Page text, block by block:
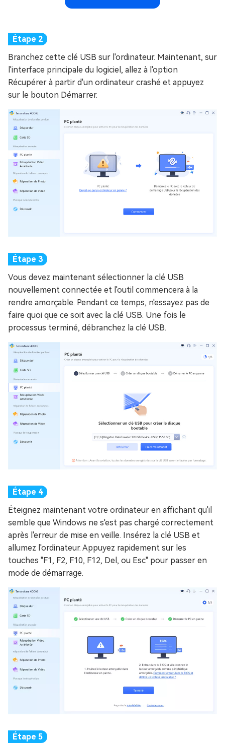
Branchez cette clé USB sur l'ordinateur. Maintenant, sur
l'interface principale du logiciel, allez à l'option
Récupérer à partir d'un ordinateur crashé et appuyez
sur le bouton Démarrer.
Vous devez maintenant sélectionner la clé USB
nouvellement connectée et l'outil commencera à la
rendre amorçable. Pendant ce temps, n'essayez pas de
faire quoi que ce soit avec la clé USB. Une fois le
processus terminé, débranchez la clé USB.
Éteignez maintenant votre ordinateur en affichant qu'il
semble que Windows ne s'est pas chargé correctement
après l'erreur de mise en veille. Insérez la clé USB et
allumez l'ordinateur. Appuyez rapidement sur les
touches "F1, F2, F10, F12, Del, ou Esc" pour passer en
mode de démarrage.